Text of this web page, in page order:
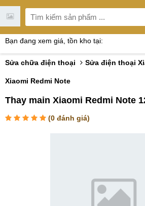
Bạn đang xem giá, tồn kho tại:
Sửa chữa điện thoại Sửa điện thoại
Xiaomi Redmi Note
Thay main Xiaomi Redmi Note
(0 đánh giá)